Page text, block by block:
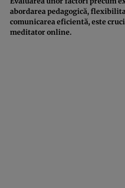
abordarea pedagogică,
comunicarea eficientă, este
meditator online.